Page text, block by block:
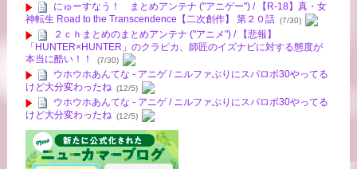
にゅーすなう！ まとめアンテナ ("アニゲー") / 【R-18】真・女
神転生 Road to the Transcendence【二次創作】 第２０話 (7/30)
２ｃｈまとめのまとめアンテナ ("アニメ") / 【悲報】
「HUNTER×HUNTER」のクラピカ、師匠のイズナビに対する態度が
本当に酷い！！
(7/30)
ウホウホあんてな - アニゲ / ニルファぶりにスパロボ30やってる
けど大分変わったね (12/5)
ウホウホあんてな - アニゲ / ニルファぶりにスパロボ30やってる
けど大分変わったね (12/5)